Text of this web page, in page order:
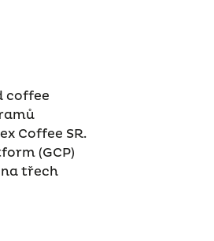
coffee
Coffee SR.
(GCP)
třech